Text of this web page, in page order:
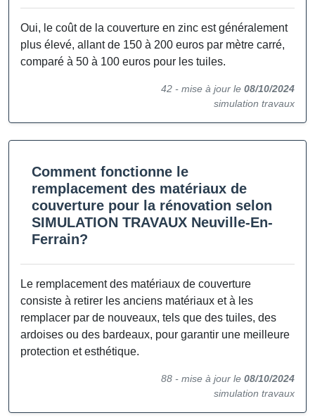
Oui, le coût de la couverture en zinc est généralement
plus élevé, allant de 150 à 200 euros par mètre carré,
comparé à 50 à 100 euros pour les tuiles.
42 - mise à jour le 08/10/2024
simulation travaux
Comment fonctionne le
remplacement des matériaux de
couverture pour la rénovation selon
SIMULATION TRAVAUX Neuville-En-
Ferrain?
Le remplacement des matériaux de couverture
consiste à retirer les anciens matériaux et à les
remplacer par de nouveaux, tels que des tuiles, des
ardoises ou des bardeaux, pour garantir une meilleure
protection et esthétique.
88 - mise à jour le 08/10/2024
simulation travaux